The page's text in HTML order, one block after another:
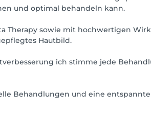
und optimal behandeln kann.
Therapy sowie mit hochwertigen
Hautbild.
ich stimme jede
Behandlungen und eine